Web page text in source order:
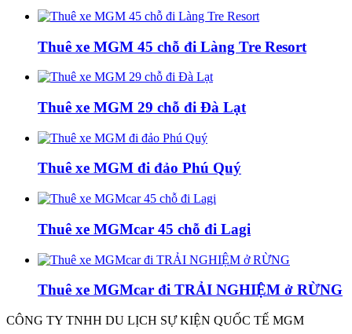
Thuê xe MGM 45 chỗ đi Làng Tre Resort
Thuê xe MGM 29 chỗ đi Đà Lạt
Thuê xe MGM đi đảo Phú Quý
Thuê xe MGMcar 45 chỗ đi Lagi
Thuê xe MGMcar đi TRẢI NGHIỆM ở RỪNG
CÔNG TY TNHH DU LỊCH SỰ KIỆN QUỐC TẾ MGM